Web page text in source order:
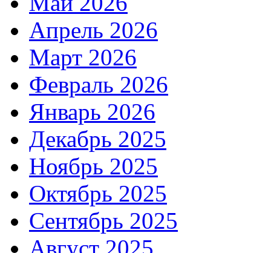
Апрель 2026
Март 2026
Февраль 2026
Январь 2026
Декабрь 2025
Ноябрь 2025
Октябрь 2025
Сентябрь 2025